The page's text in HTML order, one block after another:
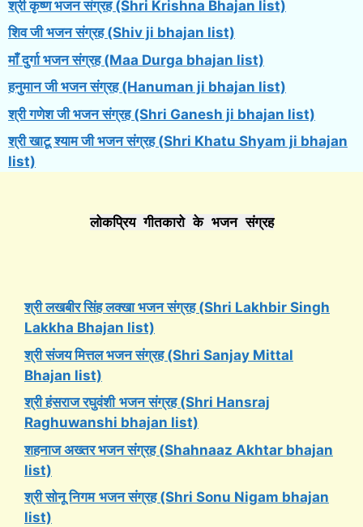
श्री कृष्ण भजन संग्रह (Shri Krishna Bhajan list)
शिव जी भजन संग्रह (Shiv ji bhajan list)
माँ दुर्गा भजन संग्रह (Maa Durga bhajan list)
हनुमान जी भजन संग्रह (Hanuman ji bhajan list)
श्री गणेश जी भजन संग्रह (Shri Ganesh ji bhajan list)
श्री खाटू श्याम जी भजन संग्रह (Shri Khatu Shyam ji bhajan
list)
लोकप्रिय गीतकारो के भजन संग्रह
श्री लखबीर सिंह लक्खा भजन संग्रह (Shri Lakhbir Singh
Lakkha Bhajan list)
श्री संजय मित्तल भजन संग्रह (Shri Sanjay Mittal
Bhajan list)
श्री हंसराज रघुवंशी भजन संग्रह (Shri Hansraj
Raghuwanshi bhajan list)
शहनाज अख्तर भजन संग्रह (Shahnaaz Akhtar bhajan
list)
श्री सोनू निगम भजन संग्रह (Shri Sonu Nigam bhajan
list)